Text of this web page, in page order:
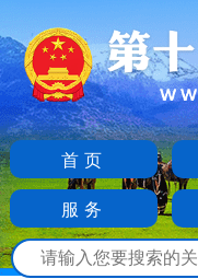
首页
服务